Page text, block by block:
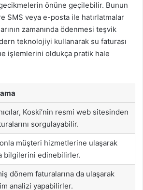
önüne geçilebilir. Bunun
SMS veya e-posta ile hatırlatmalar
zamanında ödenmesi teşvik
teknolojiyi kullanarak su faturası
işlemlerini oldukça pratik hale
Koski’nin resmi web sitesinden
sorgulayabilir.
müşteri hizmetlerine ulaşarak
bilgilerini edinebilirler.
dönem faturalarına da ulaşarak
analizi yapabilirler.